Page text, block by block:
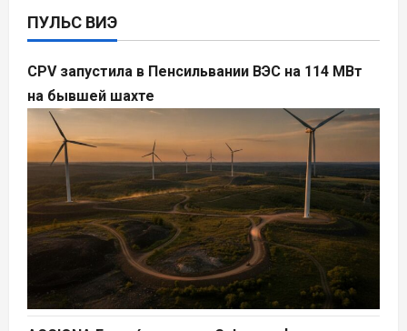
ПУЛЬС ВИЭ
CPV запустила в Пенсильвании ВЭС на 114 МВт
на бывшей шахте